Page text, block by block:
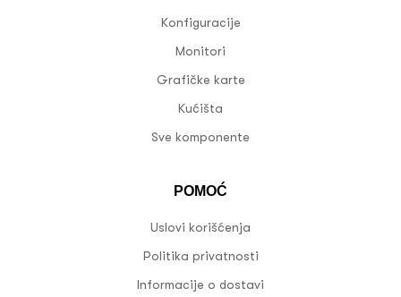
Konfiguracije
Monitori
Grafičke karte
Kućišta
Sve komponente
POMOĆ
Uslovi korišćenja
Politika privatnosti
Informacije o dostavi